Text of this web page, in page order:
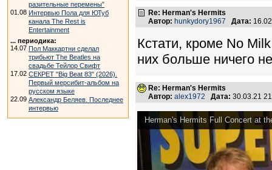
разительные перемены”
01.08 Интервью Пола для ЮТуб
канала The Rest is
Entertainment
... периодика:
14.07 Пол Маккартни сделал
трибьют The Beatles на
свадьбе Тейлор Свифт
17.02 СЕКРЕТ "Big Beat 83" (2026).
Первый мерсибит-альбом на
русском языке
22.09 Александр Беляев. Последнее
интервью
Re: Herman's Hermits
Автор: hunkydory1967 Дата:
Кстати, кроме No
них больше ничего
Re: Herman's Hermits
Автор: alex1972 Дата: 30.03.21
Herman's Hermits Full Concert at